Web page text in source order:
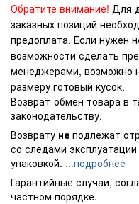
Обратите внимание! Для
заказных позиций
предоплата. Если нужен
возможности сделать
менеджерами, возможно
размеру готовый кусок.
Возврат-обмен товара в
законодательству.
Возврату не подлежат
со следами
упаковкой. ...подробнее
Гарантийные случаи,
частном порядке.